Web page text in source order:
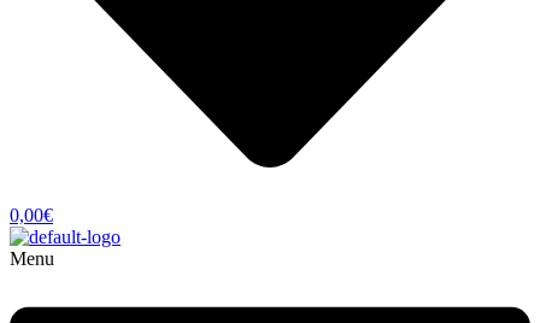
0,00€
Menu